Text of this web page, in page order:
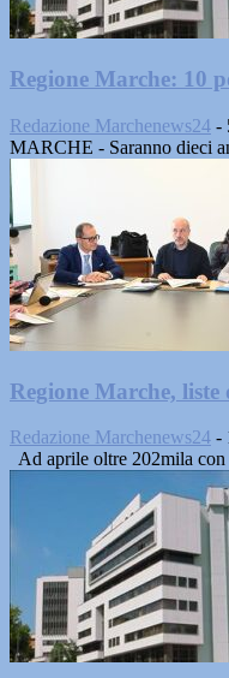
Regione Marche: 10
Redazione Marchenews24 -
MARCHE - Saranno dieci
Regione Marche, liste
Redazione Marchenews24 -
Ad aprile oltre 202mila